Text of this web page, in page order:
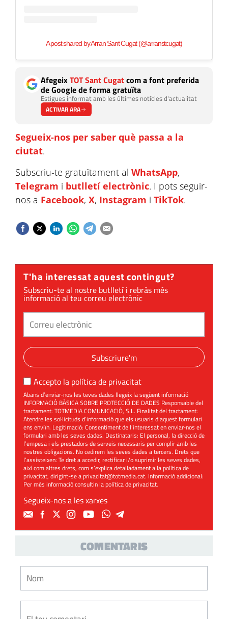
A post shared by Arran Sant Cugat (@arranstcugat)
AfegeixTOT Sant Cugatcom a font preferida
de Google de forma gratuïta
Estigues informat amb les últimes notícies d'actualitat
ACTIVAR ARA
Segueix-nos per saber què passa a la
ciutat.
Subscriu-te gratuïtament al WhatsApp,
Telegram i butlletí electrònic. I pots seguir-
nos a Facebook, X, Instagram i TikTok.
T'ha interessat aquest contingut?
Subscriu-te al nostre butlletí i rebràs més
informació al teu correu electrònic
Subscriure'm
Accepto la política de privacitat
Abans d’enviar-nos les teves dades llegeix la següent informació
INFORMACIÓ BÀSICA SOBRE PROTECCIÓ DE DADES Responsable del
tractament: TOTMEDIA COMUNICACIÓ, S.L. Finalitat del tractament:
Atendre les sol·licituds d’informació que els usuaris d’aquest formulari
ens enviïn. Legitimació: Consentiment de l’interessat en enviar-nos el
formulari amb les seves dades. Destinataris: El personal, la direcció de
l’empesa i els prestadors de serveis necessaris per complir amb les
nostres obligacions. No cedirem les seves dades a tercers. Drets que
l’assisteixen: Te dret a accedir, rectificar i/o suprimir les seves dades,
així com altres drets, com s’explica detalladament a la política de
privacitat, dirigint-se aprivacitat@totmedia.cat. Informació addicional:
Per més informació consultin lapolítica de privacitat.
Segueix-nos a les xarxes
COMENTARIS